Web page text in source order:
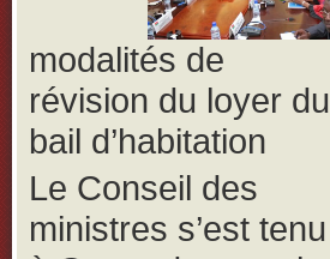
modalités de
révision du loyer du
bail d’habitation
Le Conseil des
ministres s’est tenu